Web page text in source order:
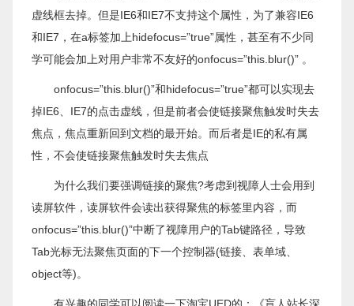
虚线框去掉。但是IE6和IE7不支持这个属性，为了兼容IE6
和IE7，在a标签加上hidefocus=”true”属性，甚至有不少同
学可能会加上对用户非常不友好的onfocus=”this.blur()” 。
onfocus=”this.blur()”和hidefocus=”true”都可以实现去
掉IE6、IE7的点击虚线，但是前者会使链接聚焦触发时失去
焦点，焦点重新回到文档的最开始。而后者是IE的私有属
性，不会使链接聚焦触发时失去焦点
为什么我们要强调链接的聚焦?考虑到视障人士会用到
读屏软件，读屏软件会读出获得聚焦的标签里内容，而
onfocus=”this.blur()”中断了视障用户的Tab键路径，导致
Tab光标无法聚焦页面的下一个控制器(链接、表单域、
object等)。